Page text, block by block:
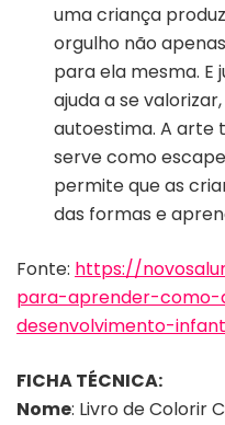
uma criança
orgulho não
para ela mesma. E
ajuda a se
autoestima. A arte
serve como
permite que as
das formas e
Fonte: https://
para-aprender-
desenvolvimento-
FICHA TÉCNICA:
Nome: Livro de Colorir